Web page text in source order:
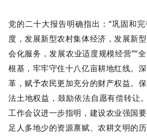
党的二十大报告明确指出：“巩固和
度，发展新型农村集体经济，发展新
会化服务，发展农业适度规模经营”“
根基，牢牢守住十八亿亩耕地红线。
革，赋予农民更加充分的财产权益。
法土地权益，鼓励依法自愿有偿转让
工作会议进一步指明，建设农业强国
足人多地少的资源禀赋、农耕文明的